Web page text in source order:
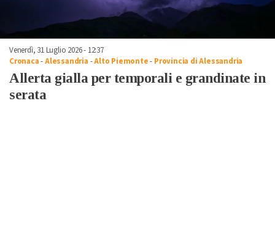
Venerdì, 31 Luglio 2026 - 12:37
Cronaca-Alessandria -Alto Piemonte- Provincia di Alessandria
Allerta gialla per temporali e grandinate in
serata